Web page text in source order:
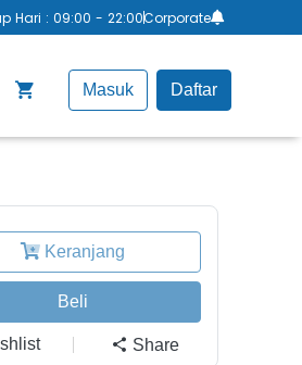
Hari : 09:00 - 22:00Corporate
Masuk Daftar
Keranjang
Beli
Share